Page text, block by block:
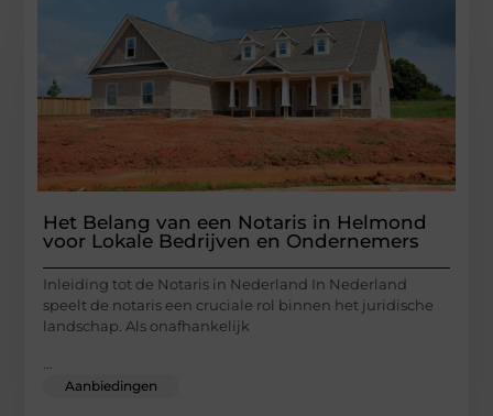
Het Belang van een Notaris in Helmond
voor Lokale Bedrijven en Ondernemers
Inleiding tot de Notaris in Nederland In Nederland
speelt de notaris een cruciale rol binnen het juridische
landschap. Als onafhankelijk
Aanbiedingen